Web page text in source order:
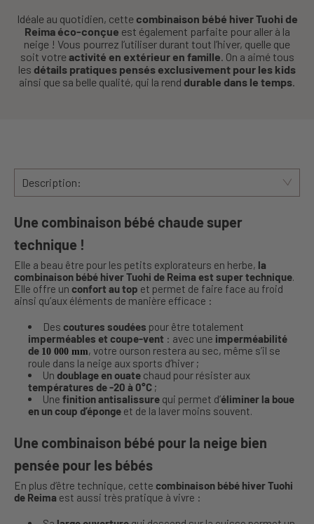
Idéale au quotidien, cettecombinaison bébé hiver Tuohi de
Reima éco-conçue est également parfaite pour aller à la
neige ! Vous pourrez l’utiliser durant tout l’hiver, quelle que
soit votreactivité en extérieur en famille . On a aimé tous
les détails pratiques pensés exclusivement pour les kids
ainsi que sa belle qualité, qui la rend durable dans le temps
Description:
Une combinaison bébé chaude super
technique !
Elle a beau être pour les petits explorateurs en herbe, la
combinaison bébé hiver Tuohi de Reima est super technique.
Elle offre un confort au top et permet de faire face au froid
ainsi qu’aux éléments de manière efficace :
Des coutures soudées pour être totalement
imperméables et coupe-vent : avec une imperméabilité
de 10 000 mm, votre ourson restera au sec, même s’il se
roule dans la neige aux sports d’hiver ;
Un doublage en ouate chaud pour résister aux
températures de -20 à 0°C ;
Une finition antisalissure qui permet d’éliminer la boue
en un coup d’éponge et de la laver moins souvent.
Une combinaison bébé pour la neige bien
pensée pour les bébés
En plus d’être technique, cette combinaison bébé hiver Tuohi
de Reima est aussi très pratique à vivre :